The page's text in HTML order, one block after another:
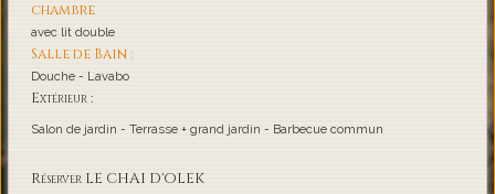
chambre
avec lit double
Salle de Bain :
Douche - Lavabo
Extérieur :
Salon de jardin - Terrasse + grand jardin - Barbecue commun
Réserver LE CHAI D'OLEK